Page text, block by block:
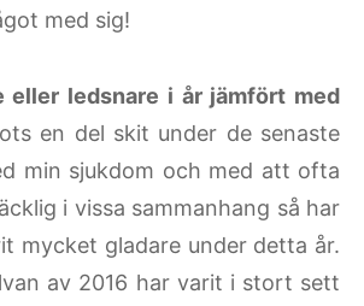
med sig!
eller ledsnare i år jämfört med
en del skit under de senaste
min sjukdom och med att ofta
i vissa sammanhang så har
mycket gladare under detta år.
av 2016 har varit i stort sett